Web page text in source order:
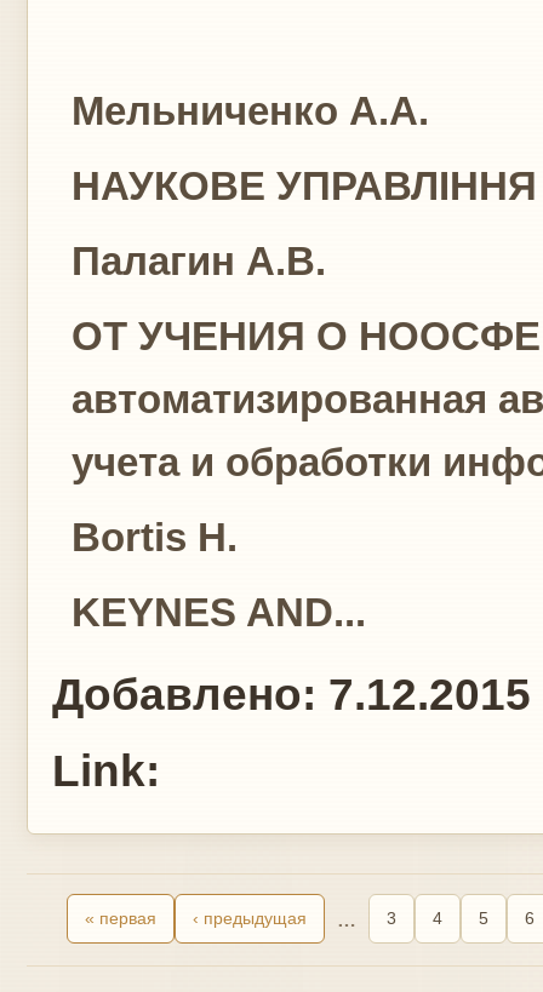
Мельниченко А.А.
НАУКОВЕ УПРАВЛІННЯ
Палагин А.В.
ОТ УЧЕНИЯ О
автоматизированная
учета и обработки
Bortis H.
KEYNES AND...
Добавлено: 7.12.2015
Link:
« первая ‹ предыдущая … 3 4 5 6